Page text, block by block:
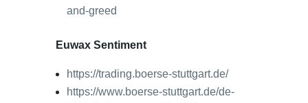
and-greed
Euwax Sentiment
https://trading.boerse-stuttgart.de/
https://www.boerse-stuttgart.de/de-